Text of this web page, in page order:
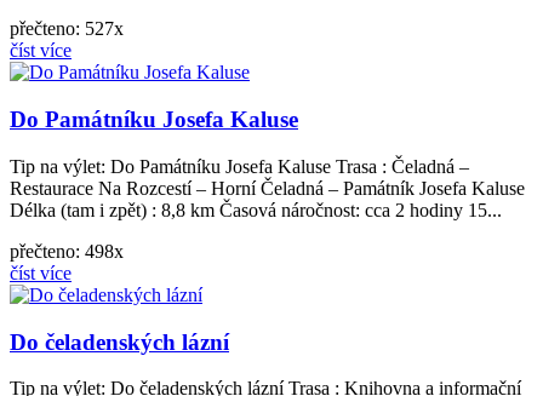
přečteno: 527x
číst více
Do Památníku Josefa Kaluse
Tip na výlet: Do Památníku Josefa Kaluse Trasa : Čeladná –
Restaurace Na Rozcestí – Horní Čeladná – Památník Josefa Kaluse
Délka (tam i zpět) : 8,8 km Časová náročnost: cca 2 hodiny 15...
přečteno: 498x
číst více
Do čeladenských lázní
Tip na výlet: Do čeladenských lázní Trasa : Knihovna a informační